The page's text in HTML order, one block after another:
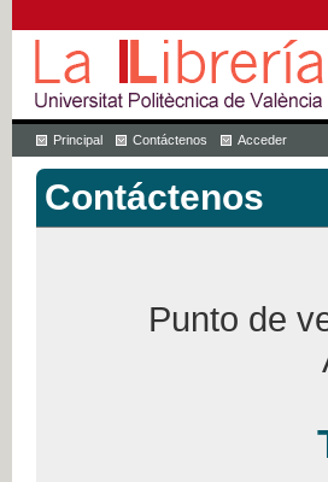
Principal Contáctenos Acceder
Contáctenos
Punto de